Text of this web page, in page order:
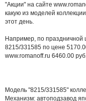
"Акции" на сайте
какую из моделей
этот день.
Например, по праздничной
8215/331585 по цене
www.romanoff.ru 6460.00
Модель "8215/331585"
Механизм: автоподзавод